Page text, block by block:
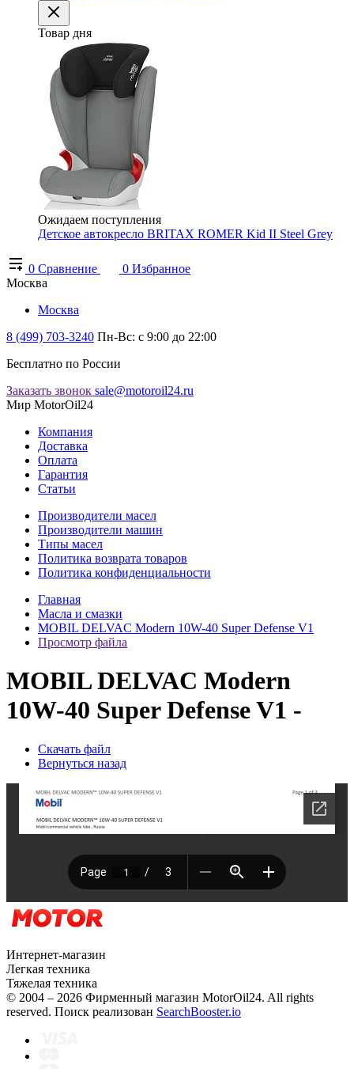
Товар дня
Ожидаем поступления
Детское автокресло BRITAX ROMER Kid II Steel Grey
0 Сравнение 0 Избранное
Москва
Москва
8 (499) 703-3240 Пн-Вс: с 9:00 до 22:00
Бесплатно по России
Заказать звонок sale@motoroil24.ru
Мир MotorOil24
Компания
Доставка
Оплата
Гарантия
Статьи
Производители масел
Производители машин
Типы масел
Политика возврата товаров
Политика конфиденциальности
Главная
Масла и смазки
MOBIL DELVAC Modern 10W-40 Super Defense V1
Просмотр файла
MOBIL DELVAC Modern
10W-40 Super Defense V1 -
Скачать файл
Вернуться назад
Интернет-магазин
Легкая техника
Тяжелая техника
© 2004 – 2026 Фирменный магазин MotorOil24. All rights
reserved. Поиск реализован SearchBooster.io